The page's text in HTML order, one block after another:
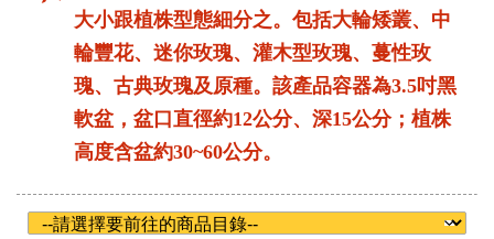
大小跟植株型態細分之。包括大輪矮叢、中
輪豐花、迷你玫瑰、灌木型玫瑰、蔓性玫
瑰、古典玫瑰及原種。該產品容器為3.5吋黑
軟盆，盆口直徑約12公分、深15公分；植株
高度含盆約30~60公分。